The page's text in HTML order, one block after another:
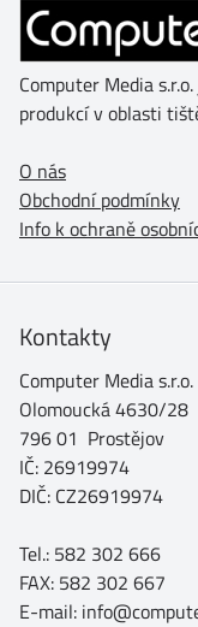
Computer Media
produkcí v oblasti
O nás
Obchodní podmínky
Info k ochraně
Kontakty
Computer Media s.r.o.
Olomoucká 4630/28
796 01 Prostějov
IČ: 26919974
DIČ: CZ26919974
Tel.: 582 302 666
FAX: 582 302 667
E-mail: